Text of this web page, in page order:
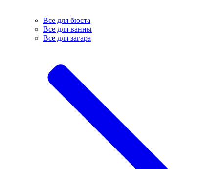
Все для бюста
Все для ванны
Все для загара